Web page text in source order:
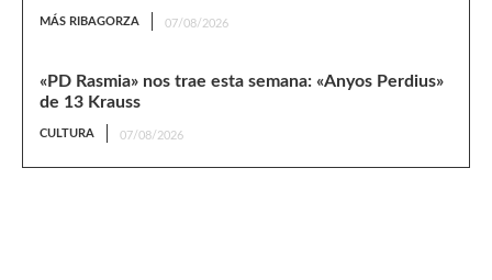
MÁS RIBAGORZA 07/08/2026
«PD Rasmia» nos trae esta semana: «Anyos Perdius»
de 13 Krauss
CULTURA 07/08/2026